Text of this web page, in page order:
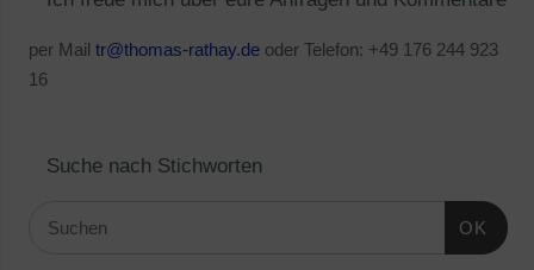
per Mail tr@thomas-rathay.deoder Telefon: +49 176 244 923
16
Suche nach Stichworten
OK